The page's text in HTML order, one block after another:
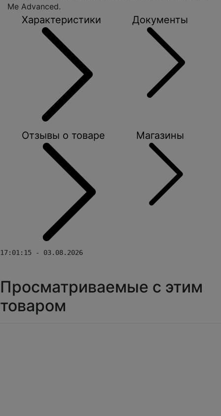
Me Advanced.
Характеристики Документы
Отзывы о товаре Магазины
17:01:15 - 03.08.2026
Просматриваемые с этим
товаром